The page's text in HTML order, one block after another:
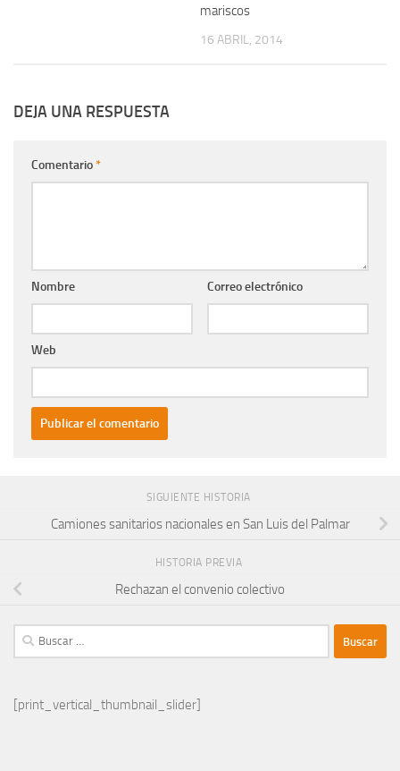
mariscos
16 ABRIL, 2014
DEJA UNA RESPUESTA
Comentario*
Nombre Correo electrónico
Web
SIGUIENTE HISTORIA
Camiones sanitarios nacionales en San Luis del Palmar
HISTORIA PREVIA
Rechazan el convenio colectivo
Buscar:
[print_vertical_thumbnail_slider]